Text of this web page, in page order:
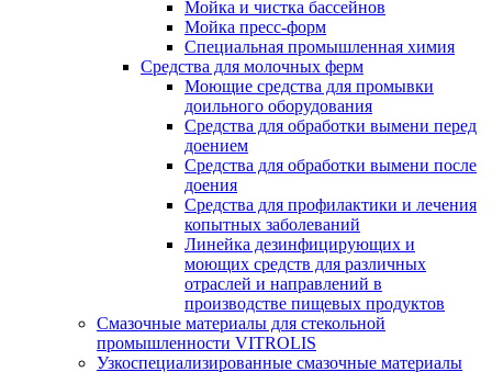
Мойка и чистка бассейнов
Мойка пресс-форм
Специальная промышленная химия
Средства для молочных ферм
Моющие средства для промывки
доильного оборудования
Средства для обработки вымени перед
доением
Средства для обработки вымени после
доения
Средства для профилактики и лечения
копытных заболеваний
Линейка дезинфицирующих и
моющих средств для различных
отраслей и направлений в
производстве пищевых продуктов
Смазочные материалы для стекольной
промышленности VITROLIS
Узкоспециализированные смазочные материалы